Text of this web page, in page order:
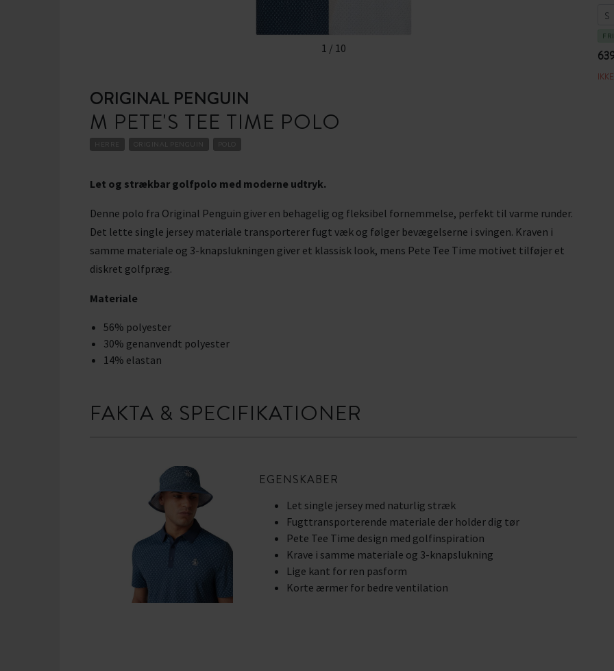
1 / 10
ORIGINAL PENGUIN
M PETE'S TEE TIME POLO
Let og strækbar golfpolo med moderne udtryk.
Denne polo fra Original Penguin giver en behagelig og fleksibel fornemmelse, perfekt til varme runder.
Det lette single jersey materiale transporterer fugt væk og følger bevægelserne i svingen. Kraven i
samme materiale og 3-knapslukningen giver et klassisk look, mens Pete Tee Time motivet tilføjer et
diskret golfpræg.
Materiale
56% polyester
30% genanvendt polyester
14% elastan
FAKTA & SPECIFIKATIONER
EGENSKABER
Let single jersey med naturlig stræk
Fugttransporterende materiale der holder dig tør
Pete Tee Time design med golfinspiration
Krave i samme materiale og 3-knapslukning
Lige kant for ren pasform
Korte ærmer for bedre ventilation